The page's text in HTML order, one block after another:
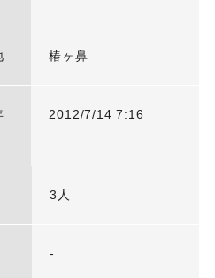
椿ヶ鼻
2012/7/14 7:16
3人
-